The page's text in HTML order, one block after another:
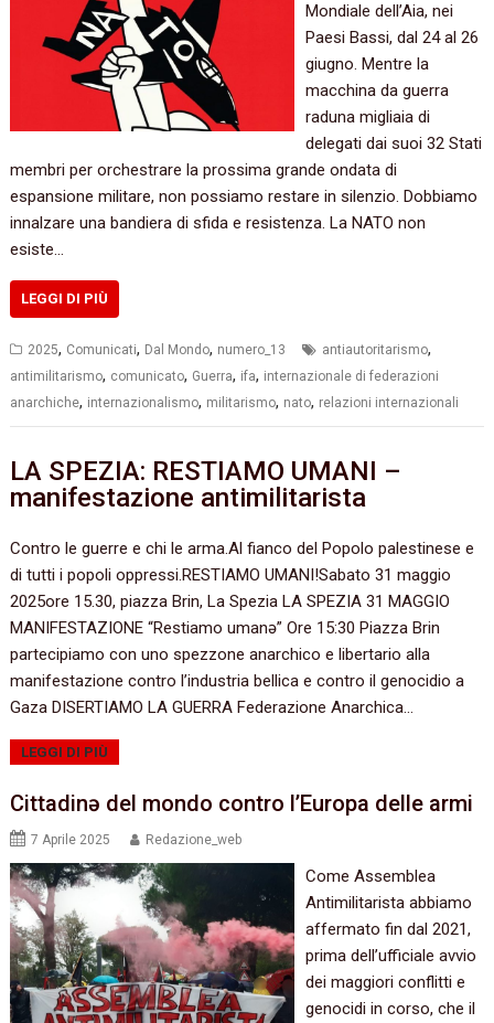
Mondiale dell’Aia, nei
Paesi Bassi, dal 24 al 26
giugno. Mentre la
macchina da guerra
raduna migliaia di
delegati dai suoi 32 Stati
membri per orchestrare la prossima grande ondata di
espansione militare, non possiamo restare in silenzio. Dobbiamo
innalzare una bandiera di sfida e resistenza. La NATO non
esiste…
LEGGI DI PIÙ
2025, Comunicati, Dal Mondo, numero_13 antiautoritarismo,
antimilitarismo, comunicato, Guerra, ifa, internazionale di federazioni
anarchiche, internazionalismo, militarismo, nato, relazioni internazionali
LA SPEZIA: RESTIAMO UMANI –
manifestazione antimilitarista
Contro le guerre e chi le arma.Al fianco del Popolo palestinese e
di tutti i popoli oppressi.RESTIAMO UMANI!Sabato 31 maggio
2025ore 15.30, piazza Brin, La Spezia LA SPEZIA 31 MAGGIO
MANIFESTAZIONE “Restiamo umanə” Ore 15:30 Piazza Brin
partecipiamo con uno spezzone anarchico e libertario alla
manifestazione contro l’industria bellica e contro il genocidio a
Gaza DISERTIAMO LA GUERRA Federazione Anarchica…
LEGGI DI PIÙ
Cittadinə del mondo contro l’Europa delle armi
7 Aprile 2025 Redazione_web
Come Assemblea
Antimilitarista abbiamo
affermato fin dal 2021,
prima dell’ufficiale avvio
dei maggiori conflitti e
genocidi in corso, che il